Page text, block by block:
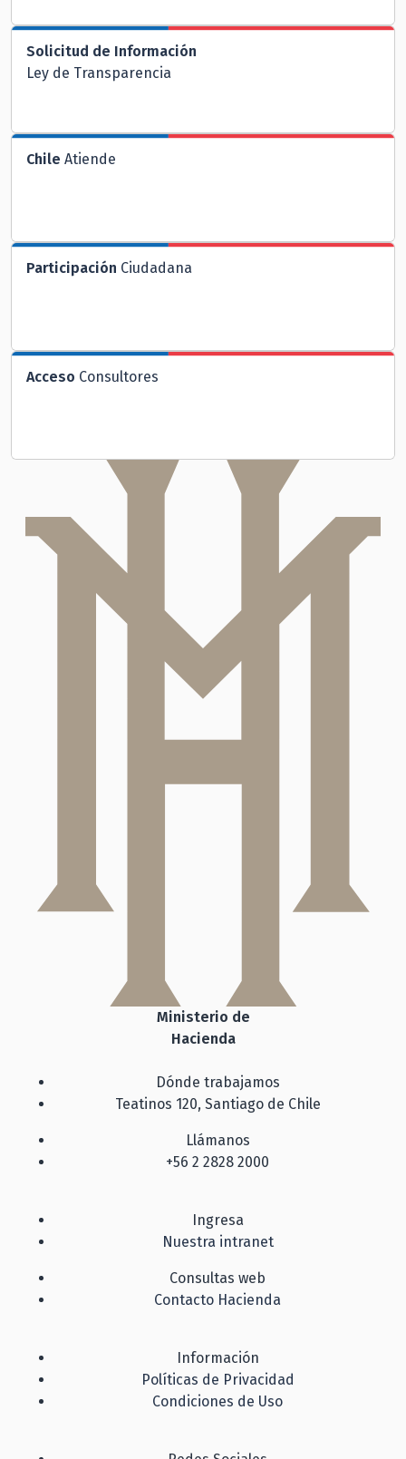
Solicitud de Información
Ley de Transparencia
Chile Atiende
Participación Ciudadana
Acceso Consultores
Ministerio de
Hacienda
Dónde trabajamos
Teatinos 120, Santiago de Chile
Llámanos
+56 2 2828 2000
Ingresa
Nuestra intranet
Consultas web
Contacto Hacienda
Información
Políticas de Privacidad
Condiciones de Uso